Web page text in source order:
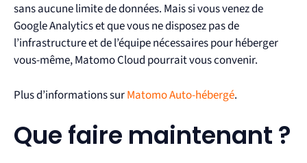
sans aucune limite de données. Mais si vous venez de
Google Analytics et que vous ne disposez pas de
l’infrastructure et de l’équipe nécessaires pour héberger
vous-même, Matomo Cloud pourrait vous convenir.
Plus d’informations surMatomo Auto-hébergé.
Que faire maintenant ?